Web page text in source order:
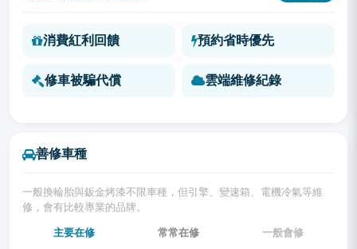
消費紅利回饋 預約省時優先
修車被騙代償 雲端維修紀錄
善修車種
一般換輪胎與鈑金烤漆不限車種，但引擎、變速箱、電機冷氣等維
修，會有比較專業的品牌。
主要在修
常常在修
一般會修